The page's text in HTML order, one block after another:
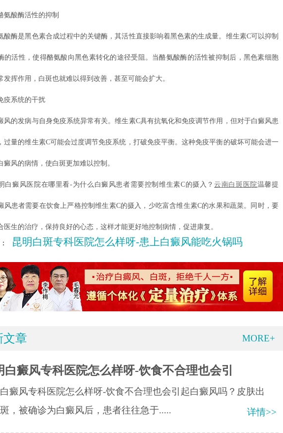
酸酶活性的抑制
是黑色素合成过程中的关键酶，其活性直接影响着黑色素的生成量。维生素C可以抑制
的活性，使得酪氨酸向黑色素转化的途径受阻。当酪氨酸酶的活性被抑制后，黑色素细胞
发挥作用，白斑也就难以得到改善，甚至可能会扩大。
系统的干扰
发病与自身免疫系统异常有关。维生素C具有抗氧化和免疫调节作用，但对于白癜风患
过量的维生素C可能会过度调节免疫系统，打破免疫平衡。这种免疫平衡的破坏可能会进一
癜风的病情，使白斑更加难以控制。
癜风医院在哪里看-为什么白癜风患者需要控制维生素C的摄入？云南白斑医院温馨提
风患者需要在饮食上严格控制维生素C的摄入，少吃富含维生素C的水果和蔬菜。同时，要
医生的治疗，保持良好的心态，这样才能更好地控制病情，促进康复。
昆明白斑专科医院怎么样呀-患上白癜风能吃火锅吗
文章 MORE+
白癜风专科医院怎么样呀-饮食不合理也会引
癜风专科医院怎么样呀-饮食不合理也会引起白癜风吗？皮肤出
，被确诊为白癜风后，患者往往急于.....
详情>>